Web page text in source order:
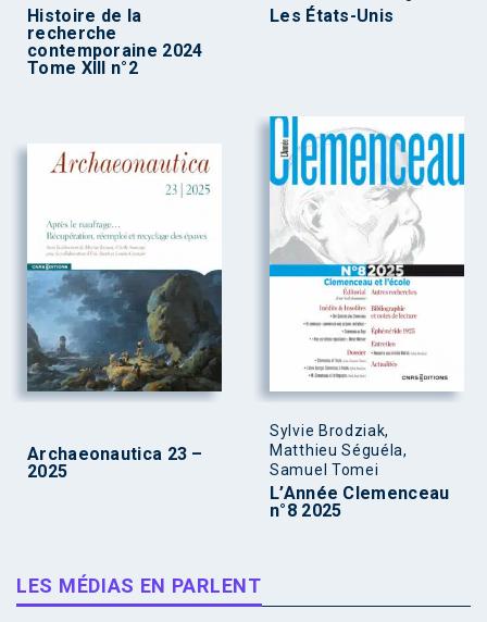
Histoire de la
recherche
contemporaine 2024
Tome XIII n°2
Les États-Unis
Archaeonautica 23 –
2025
Sylvie Brodziak,
Matthieu Séguéla,
Samuel Tomei
L’Année Clemenceau
n°8 2025
LES MÉDIAS EN PARLENT